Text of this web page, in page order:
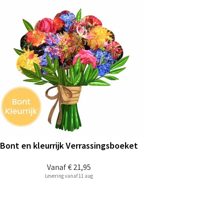
Vanaf€ 21,95
Bont en kleurrijk Verrassingsboeket
Levering vanaf 11 aug